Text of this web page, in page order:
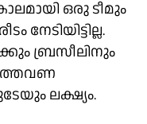
ഒരു ടീമും
നേടിയിട്ടില്ല.
ബ്രസീലിനും
ഇത്തവണ
ലക്ഷ്യം.